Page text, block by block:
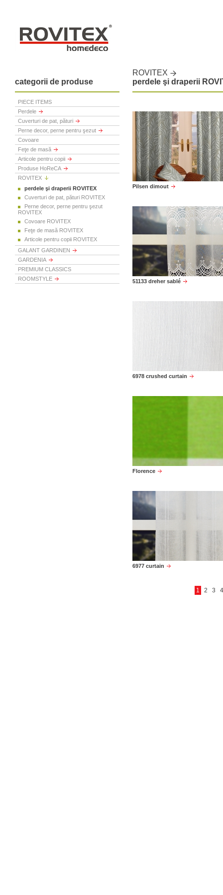
categorii de produse
PIECE ITEMS
Perdele
Cuverturi de pat, pături
Perne decor, perne pentru şezut
Covoare
Feţe de masă
Articole pentru copii
Produse HoReCA
ROVITEX
perdele şi draperii ROVITEX
Cuverturi de pat, pături ROVITEX
Perne decor, perne pentru şezut
ROVITEX
Covoare ROVITEX
Feţe de masă ROVITEX
Articole pentru copii ROVITEX
GALANT GARDINEN
GARDENIA
PREMIUM CLASSICS
ROOMSTYLE
ROVITEX
perdele şi draperii
Pilsen dimout
51133 dreher sablé
6978 crushed curtain
Florence
6977 curtain
1 2 3 4